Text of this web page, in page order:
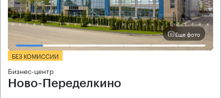
Еще фото
БЕЗ КОМИССИИ
Бизнес-центр
Ново-Переделкино